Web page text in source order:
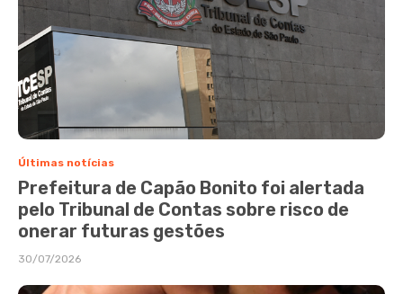
Últimas notícias
Prefeitura de Capão Bonito foi alertada
pelo Tribunal de Contas sobre risco de
onerar futuras gestões
30/07/2026